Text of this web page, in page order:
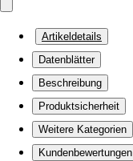
Artikeldetails
Datenblätter
Beschreibung
Produktsicherheit
Weitere Kategorien
Kundenbewertungen